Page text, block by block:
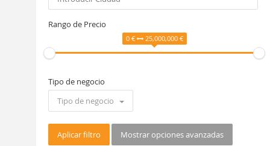
Rango de Precio
0 € 25,000,000 €
Tipo de negocio
Tipo de negocio
Aplicar filtro Mostrar opciones avanzadas